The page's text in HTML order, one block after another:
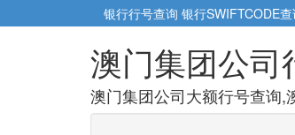
银行行号查询 银行SWIFTCODE查
澳门集团公司
澳门集团公司大额行号查询,